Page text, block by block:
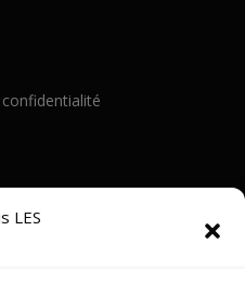
LES